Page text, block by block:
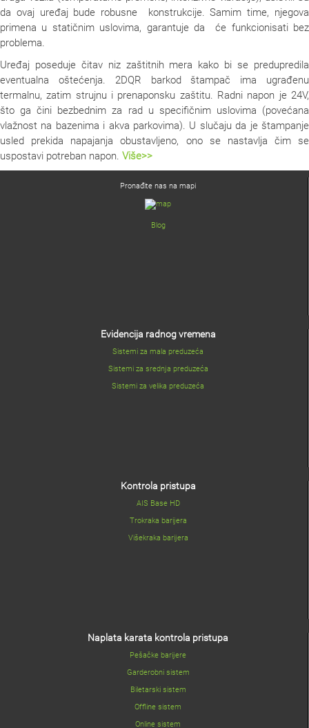
da ovaj uređaj bude robusne konstrukcije. Samim time, njegova
primena u statičnim uslovima, garantuje da će funkcionisati bez
problema.
Uređaj poseduje čitav niz zaštitnih mera kako bi se predupredila
eventualna oštećenja. 2DQR barkod štampač ima ugrađenu
termalnu, zatim strujnu i prenaponsku zaštitu. Radni napon je 24V,
što ga čini bezbednim za rad u specifičnim uslovima (povećana
vlažnost na bazenima i akva parkovima). U slučaju da je štampanje
usled prekida napajanja obustavljeno, ono se nastavlja čim se
uspostavi potreban napon. Više>>
Pronađite nas na mapi
Blog
Evidencija radnog vremena
Sistemi za mala preduzeća
Sistemi za srednja preduzeća
Sistemi za velika preduzeća
Kontrola pristupa
AIS Base HD
Trokraka barijera
Višekraka barijera
Naplata karata kontrola pristupa
Pešačke barijere
Garderobni sistem
Biletarski sistem
Offline sistem
Online sistem